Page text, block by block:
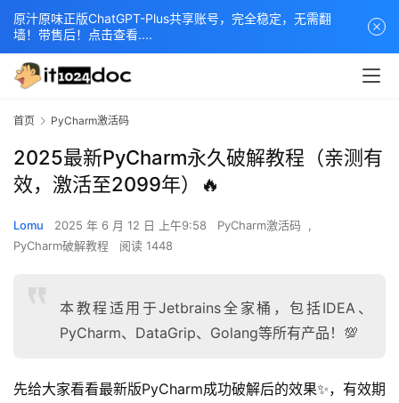
首页 PyCharm激活码
2025最新PyCharm永久破解教程（亲测有
效，激活至2099年）🔥
Lomu 2025 年 6 月 12 日 上午9:58 PyCharm激活码
,
PyCharm破解教程
阅读 1448
本教程适用于Jetbrains全家桶，包括IDEA、
PyCharm、DataGrip、Golang等所有产品！💯
先给大家看看最新版PyCharm成功破解后的效果✨，有效期
原汁原味正版ChatGPT-Plus共享账号，完全稳定，无需翻
墙！带售后！点击查看....